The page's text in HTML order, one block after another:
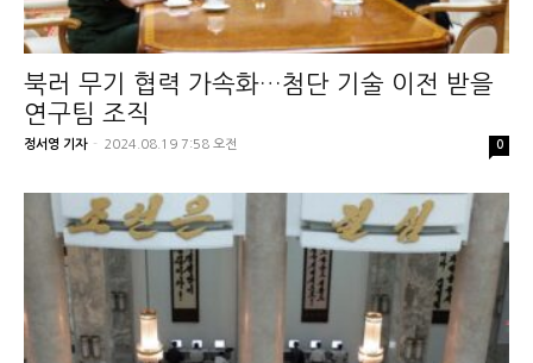
북러 무기 협력 가속화…첨단 기술 이전 받을
연구팀 조직
정서영 기자 - 2024.08.19 7:58 오전 0